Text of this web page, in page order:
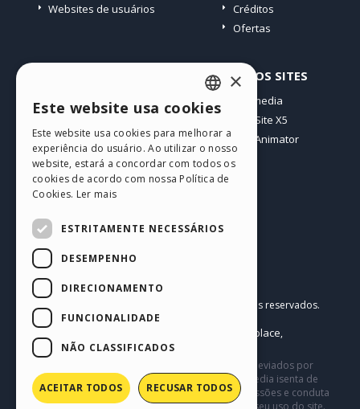
Websites de usuários
Créditos
Ofertas
Meus posts
Download
Hospedagem Web
Meus Créditos
OUTROS SITES
Incomedia
WebSite X5
WebAnimator
Português BR
Copyright © 2026
Todos os direitos reservados.
P.IVA IT07514640015
Help Center / Marketplace,
Templates,Objects|Política de Privacidade
Este site contém conteúdo comentários e opiniões eviados por
usuários, e é apenas para fins informativos. Incomedia isenta de
toda e qualquer responsabilidade pelos atos, omissões e conduta
de terceiros em conexão com ou relacionadas ao seu uso do site.
ENGLISH
ITALIAN
GERMAN
PORTUGUESE
×
Este website usa cookies
Este website usa cookies para melhorar a
experiência do usuário. Ao utilizar o nosso
website, estará a concordar com todos os
cookies de acordo com nossa Política de
Cookies. Ler mais
ESTRITAMENTE NECESSÁRIOS
DESEMPENHO
DIRECIONAMENTO
FUNCIONALIDADE
NÃO CLASSIFICADOS
ACEITAR TODOS RECUSAR TODOS